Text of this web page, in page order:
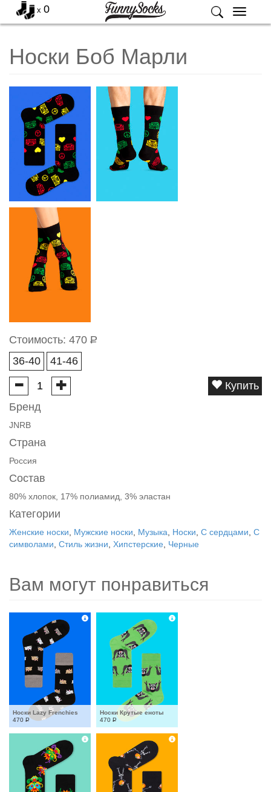
Меню
x 0
Носки Боб Марли
Стоимость: 470 Р
36-40
41-46
Купить
Бренд
JNRB
Страна
Россия
Состав
80% хлопок, 17% полиамид, 3% эластан
Категории
Женские носки Мужские носки Музыка Носки С сердцами С
символами Стиль жизни Хипстерские Черные
Вам могут понравиться
Носки Lazy Frenchies
470 Р
Носки Крутые еноты
470 Р